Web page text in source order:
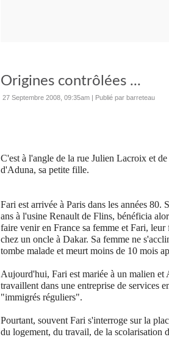
Origines contrôlées ...
27 Septembre 2008, 09:35am | Publié par barreteau
C'est à l'angle de la rue Julien Lacroix et
d'Aduna, sa petite fille.
Fari est arrivée à Paris dans les années
ans à l'usine Renault de Flins, bénéficia
faire venir en France sa femme et Fari,
chez un oncle à Dakar. Sa femme ne
tombe malade et meurt moins de 10 mois
Aujourd'hui, Fari est mariée à un malien et
travaillent dans une entreprise de services
"immigrés réguliers".
Pourtant, souvent Fari s'interroge sur la
du logement, du travail, de la scolarisation